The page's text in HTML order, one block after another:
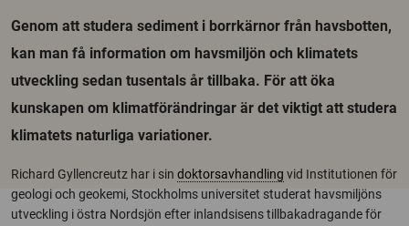
Genom att studera sediment i borrkärnor från havsbotten,
kan man få information om havsmiljön och klimatets
utveckling sedan tusentals år tillbaka. För att öka
kunskapen om klimatförändringar är det viktigt att studera
klimatets naturliga variationer.
Richard Gyllencreutz har i sin doktorsavhandling vid Institutionen för
geologi och geokemi, Stockholms universitet studerat havsmiljöns
utveckling i östra Nordsjön efter inlandsisens tillbakadragande för